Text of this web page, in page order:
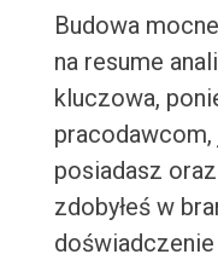
Budowa
na resume
kluczowa,
posiadasz
zdobyłeś w